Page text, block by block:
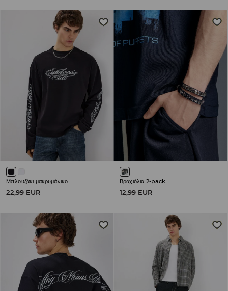
Μπλουζάκι μακρυμάνικο
22,99 EUR
Βραχιόλια 2-pack
12,99 EUR